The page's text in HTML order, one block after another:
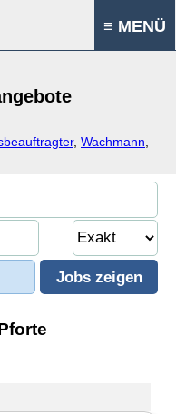
≡ MENÜ
, Wachmann